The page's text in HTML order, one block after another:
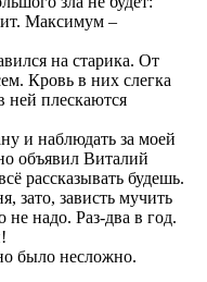
Максимум –
на старика. От
Кровь в них слегка
ней плескаются
и наблюдать за моей
объявил Виталий
рассказывать будешь.
зато, зависть мучить
не надо. Раз-два в год.
было несложно.